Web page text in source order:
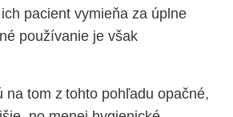
pacient vymieňa za úplne
používanie je však
na tom z tohto pohľadu opačné,